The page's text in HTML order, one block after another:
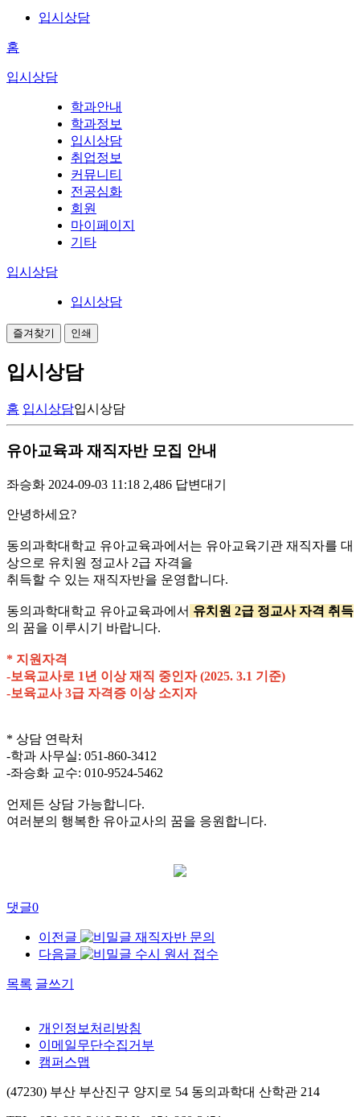
입시상담
홈
입시상담
학과안내
학과정보
입시상담
취업정보
커뮤니티
전공심화
회원
마이페이지
기타
입시상담
입시상담
즐겨찾기 인쇄
입시상담
홈 입시상담입시상담
유아교육과 재직자반 모집 안내
좌승화 2024-09-03 11:18 2,486 답변대기
안녕하세요?
동의과학대학교 유아교육과에서는 유아교육기관 재직자를 대
상으로 유치원 정교사 2급 자격을
취득할 수 있는 재직자반을 운영합니다.
동의과학대학교 유아교육과에서 유치원 2급 정교사 자격 취득
의 꿈을 이루시기 바랍니다.
* 지원자격
-보육교사로 1년 이상 재직 중인자 (2025. 3.1 기준)
-보육교사 3급 자격증 이상 소지자
* 상담 연락처
-학과 사무실: 051-860-3412
-좌승화 교수: 010-9524-5462
언제든 상담 가능합니다.
여러분의 행복한 유아교사의 꿈을 응원합니다.
댓글0
이전글
재직자반 문의
다음글
수시 원서 접수
목록 글쓰기
개인정보처리방침
이메일무단수집거부
캠퍼스맵
(47230) 부산 부산진구 양지로 54 동의과학대 산학관 214